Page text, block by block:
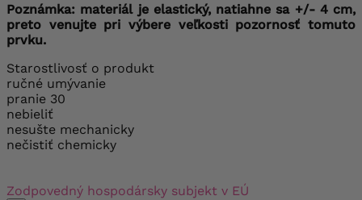
Poznámka: materiál je elastický, natiahne sa +/- 4 cm,
preto venujte pri výbere veľkosti pozornosť tomuto
prvku.
Starostlivosť o produkt
ručné umývanie
pranie 30
nebieliť
nesušte mechanicky
nečistiť chemicky
Zodpovedný hospodársky subjekt v EÚ